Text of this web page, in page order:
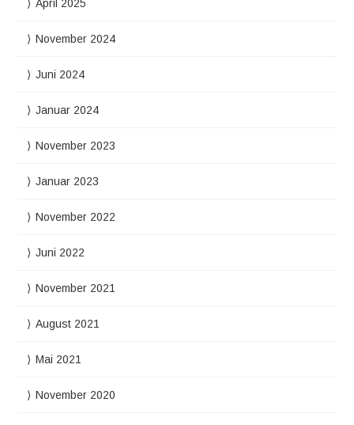
April 2025
November 2024
Juni 2024
Januar 2024
November 2023
Januar 2023
November 2022
Juni 2022
November 2021
August 2021
Mai 2021
November 2020